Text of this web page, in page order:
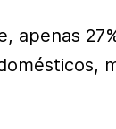
apenas